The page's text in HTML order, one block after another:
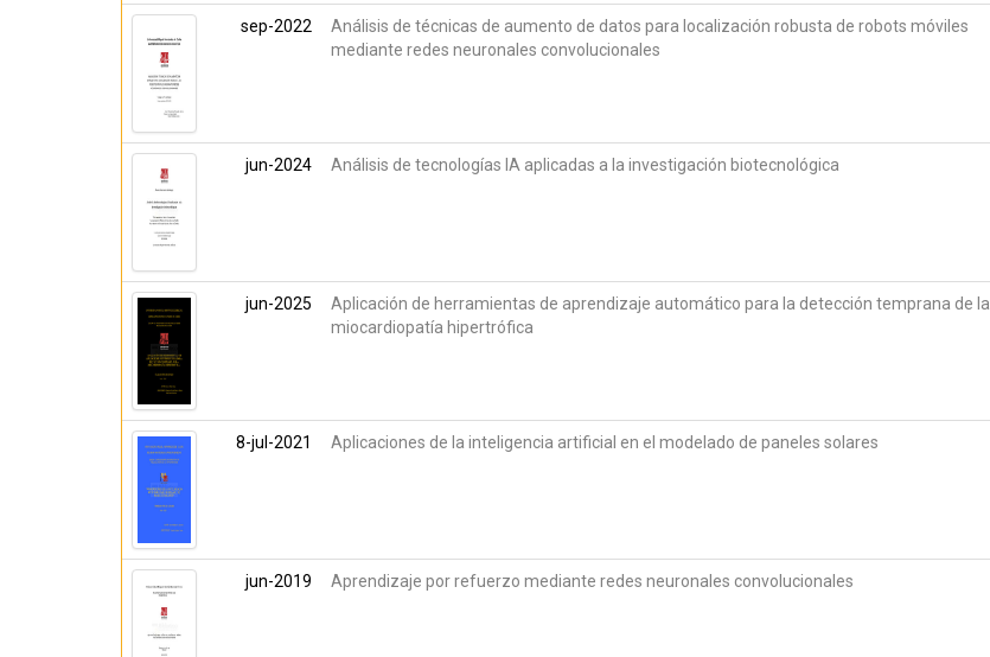
sep-2022
Análisis de técnicas de aumento de datos para localización robusta de robots móviles
mediante redes neuronales convolucionales
jun-2024 Análisis de tecnologías IA aplicadas a la investigación biotecnológica
jun-2025
Aplicación de herramientas de aprendizaje automático para la detección temprana de la
miocardiopatía hipertrófica
8-jul-2021 Aplicaciones de la inteligencia artificial en el modelado de paneles solares
jun-2019 Aprendizaje por refuerzo mediante redes neuronales convolucionales